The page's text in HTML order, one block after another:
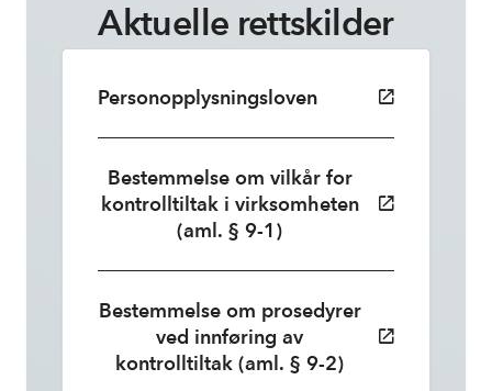
Aktuelle rettskilder
Personopplysningsloven
Bestemmelse om vilkår for
kontrolltiltak i virksomheten
(aml. § 9-1)
Bestemmelse om prosedyrer
ved innføring av
kontrolltiltak (aml. § 9-2)